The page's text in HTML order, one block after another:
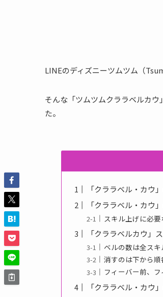
LINEのディズニーツムツム（
そんな「ツムツムクララベルカ
た。
「クララベル・カウ
「クララベル・カウ
スキル上げに必
「クララベルカウ」
ベルの数は全ス
消すのは下から順
フィーバー前、
「クララベル・カウ